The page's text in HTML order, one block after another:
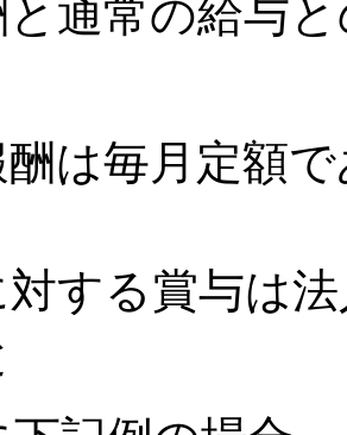
通常の給与
酬は毎月定額
対する賞与は